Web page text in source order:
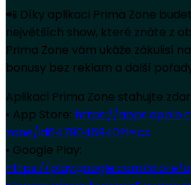
📲 Díky aplikaci Prima Zone
největších show, které znáte z
Prima Zone vám ukáže zákulisí
bonusy bez reklam a další
Aplikaci Prima Zone stahujte
• App Store: https://
zone/id6479046940?l=cs
• Google Play:
https://play.google.com/store/